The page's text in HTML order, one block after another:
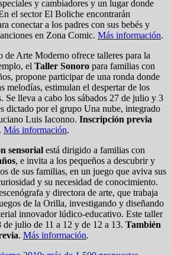
y cambiadores y un lugar donde
el sector El Boliche encontrarán
conectar a los padres con sus bebés y
en Zona Comic. Más información.
de Arte Moderno ofrece talleres para la
el Taller Sonoro para familias con
propone participar de una ronda donde
melodías, estimulan el despertar de los
Se lleva a cabo los sábados 27 de julio y 3
dictado por el grupo Una nube, integrado
Luis Iaconno. Inscripción previa
. Más información.
sensorial está dirigido a familias con
, e invita a los pequeños a descubrir y
de sus familias, en un juego que aviva sus
y su necesidad de conocimiento.
y directora de arte, que trabaja
de la Orilla, investigando y diseñando
innovador lúdico-educativo. Este taller
julio de 11 a 12 y de 12 a 13. También
. Más información.